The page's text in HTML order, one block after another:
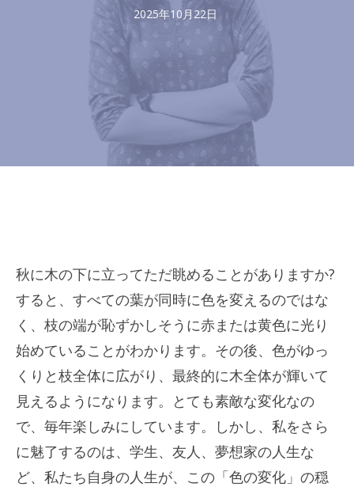
2025年10月22日
秋に木の下に立ってただ眺めることがありますか?
すると、すべての葉が同時に色を変えるのではな
く、枝の端が恥ずかしそうに赤または黄色に光り
始めていることがわかります。その後、色がゆっ
くりと枝全体に広がり、最終的に木全体が輝いて
見えるようになります。とても素敵な変化なの
で、毎年楽しみにしています。しかし、私をさら
に魅了するのは、学生、友人、夢想家の人生な
ど、私たち自身の人生が、この「色の変化」の穏